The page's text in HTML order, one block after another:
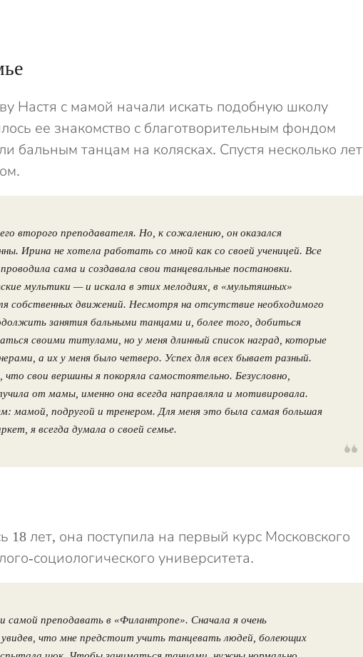
Настя с мамой начали искать подобную школу
ее знакомство с благотворительным фондом
бальным танцам на колясках. Спустя несколько лет
второго преподавателя. Но, к сожалению, он оказался
Ирина не хотела работать со мной как со своей ученицей. Все
сама и создавала свои танцевальные постановки.
мультики — и искала в этих мелодиях, в «мультяшных»
собственных движений. Несмотря на отсутствие необходимого
занятия бальными танцами и, более того, добиться
своими титулами, но у меня длинный список наград, которые
а их у меня было четверо. Успех для всех бывает разный.
свои вершины я покоряла самостоятельно. Безусловно,
от мамы, именно она всегда направляла и мотивировала.
мамой, подругой и тренером. Для меня это была самая большая
я всегда думала о своей семье.
18 лет, она поступила на первый курс Московского
социологического университета.
самой преподавать в «Филантропе». Сначала я очень
что мне предстоит учить танцевать людей, болеющих